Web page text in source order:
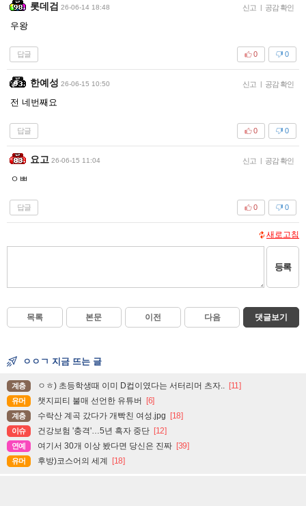
롯데검 26-06-14 18:48 신고 | 공감 확인
우왕
답글 0
0
한예성 26-06-15 10:50 신고 | 공감 확인
전 네번째요
답글 0
0
요고 26-06-15 11:04 신고 | 공감 확인
ㅇㅃ
답글 0
0
새로고침
등록
목록 본문 이전 다음 댓글보기
ㅇㅇㄱ 지금 뜨는 글
계층 ㅇㅎ) 초등학생때 이미 D컵이였다는 서터리머 츠자.. [11]
유머 챗지피티 불매 선언한 유튜버 [6]
계층 수락산 계곡 갔다가 개빡친 여성.jpg [18]
이슈 건강보험 '충격'…5년 흑자 중단 [12]
연예 여기서 30개 이상 봤다면 당신은 진짜 [39]
유머 후방)코스어의 세계 [18]